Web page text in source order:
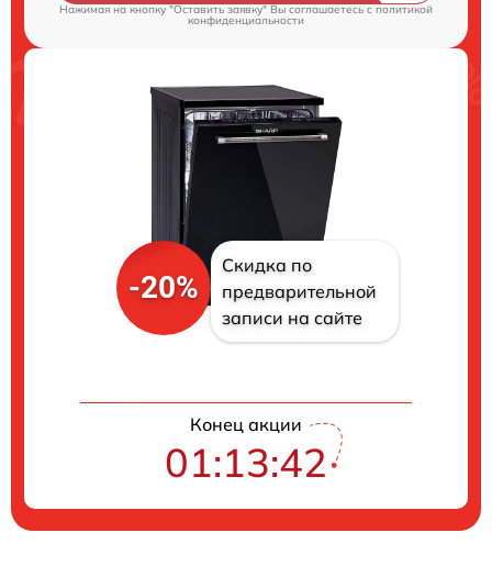
Нажимая на кнопку "Оставить заявку" Вы соглашаетесь cполитикой
конфиденциальности
-20%
Скидка по
предварительной
записи на сайте
Конец акции
01:13:41